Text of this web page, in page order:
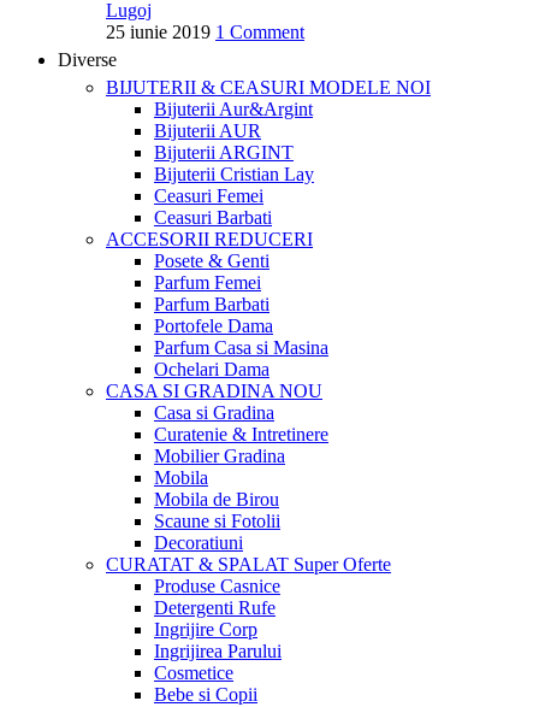
Lugoj
25 iunie 2019 1 Comment
Diverse
BIJUTERII & CEASURI MODELE NOI
Bijuterii Aur&Argint
Bijuterii AUR
Bijuterii ARGINT
Bijuterii Cristian Lay
Ceasuri Femei
Ceasuri Barbati
ACCESORII REDUCERI
Posete & Genti
Parfum Femei
Parfum Barbati
Portofele Dama
Parfum Casa si Masina
Ochelari Dama
CASA SI GRADINANOU
Casa si Gradina
Curatenie & Intretinere
Mobilier Gradina
Mobila
Mobila de Birou
Scaune si Fotolii
Decoratiuni
CURATAT & SPALAT Super Oferte
Produse Casnice
Detergenti Rufe
Ingrijire Corp
Ingrijirea Parului
Cosmetice
Bebe si Copii